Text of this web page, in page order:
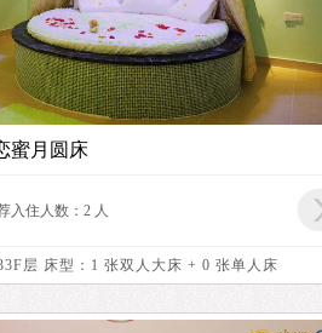
蜜月圆床
入住人数：2 人
层 床型：1 张双人大床 + 0 张单人床